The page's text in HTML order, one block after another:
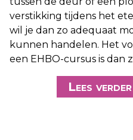
verstikking tijdens het
wil je dan zo adequaat
kunnen handelen. Het
een EHBO-cursus is dan
Lees verder